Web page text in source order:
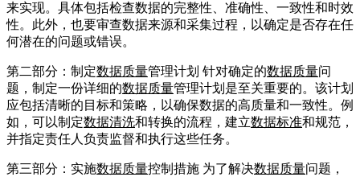
来实现。具体包括检查数据的完整性、准确性、一致性和时效
性。此外，也要审查数据来源和采集过程，以确定是否存在任
何潜在的问题或错误。
第二部分：制定数据质量管理计划 针对确定的数据质量问
题，制定一份详细的数据质量管理计划是至关重要的。该计划
应包括清晰的目标和策略，以确保数据的高质量和一致性。例
如，可以制定数据清洗和转换的流程，建立数据标准和规范，
并指定责任人负责监督和执行这些任务。
第三部分：实施数据质量控制措施 为了解决数据质量问题，